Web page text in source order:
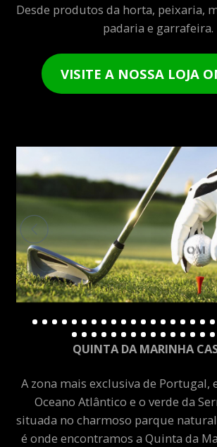
Desde produtos da horta, peixaria,
padaria e garrafeira.
VISITE A NOSSA LOJA
QUINTA DA MARINHA
A zona mais exclusiva de Portugal,
Oceano Atlântico e o verde da
situada no charmoso parque natural
é onde encontramos a Quinta da